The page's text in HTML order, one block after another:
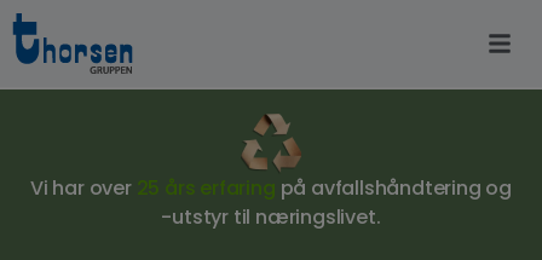
Vi har over 25 års erfaring på avfallshåndtering og
-utstyr til næringslivet.